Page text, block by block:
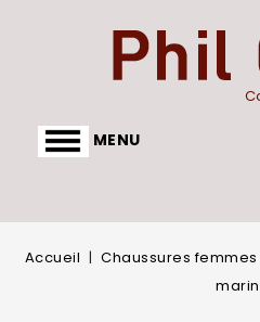
MENU
Accueil Chaussures femmes